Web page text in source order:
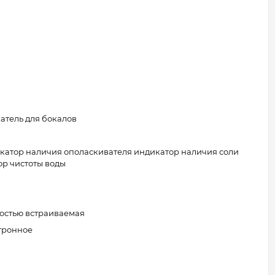
для бокалов
наличия ополаскивателя индикатор наличия соли
чистоты воды
встраиваемая